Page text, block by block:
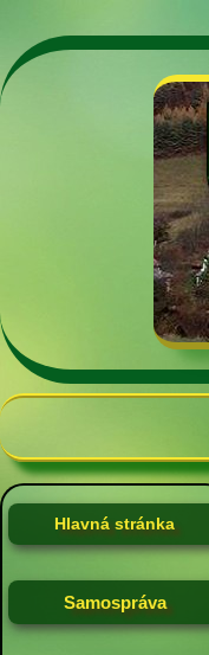
Hlavná stránka
Samospráva